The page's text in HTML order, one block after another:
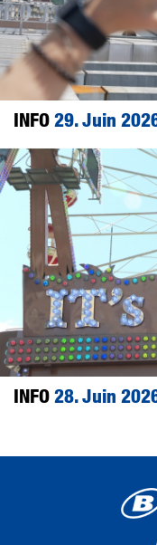
INFO29. Juin
INFO28. Juin